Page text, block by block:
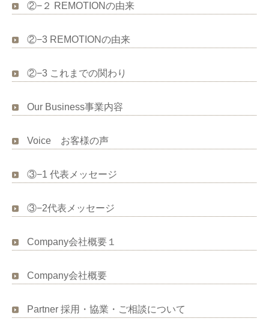
②−２ REMOTIONの由来
②−3 REMOTIONの由来
②−3 これまでの関わり
Our Business事業内容
Voice お客様の声
③−1 代表メッセージ
③−2代表メッセージ
Company会社概要１
Company会社概要
Partner 採用・協業・ご相談について